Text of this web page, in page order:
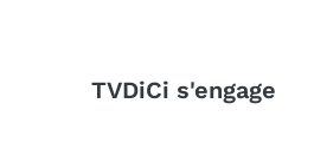
TVDiCi s'engage